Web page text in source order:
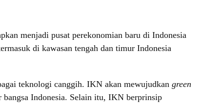
menjadi pusat perekonomian baru di Indonesia
di kawasan tengah dan timur Indonesia
teknologi canggih. IKN akan mewujudkan green
bangsa Indonesia. Selain itu, IKN berprinsip